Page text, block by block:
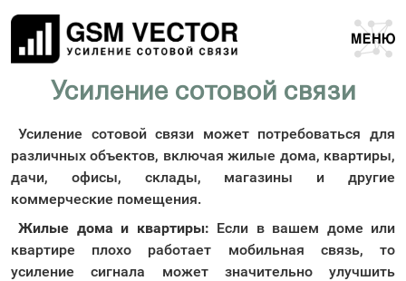
Усиление сотовой связи
Усиление сотовой связи может потребоваться для
различных объектов, включая жилые дома, квартиры,
дачи, офисы, склады, магазины и другие
коммерческие помещения.
Жилые дома и квартиры: Если в вашем доме или
квартире плохо работает мобильная связь, то
усиление сигнала может значительно улучшить